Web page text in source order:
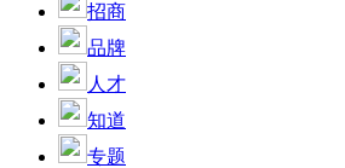
招商
品牌
人才
知道
专题